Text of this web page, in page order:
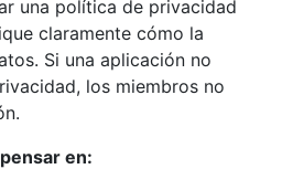
una política de privacidad
claramente cómo la
Si una aplicación no
los miembros no
en: